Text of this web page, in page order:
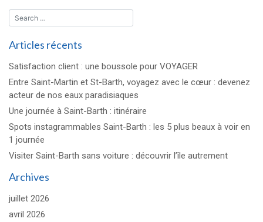
Articles récents
Satisfaction client : une boussole pour VOYAGER
Entre Saint-Martin et St-Barth, voyagez avec le cœur : devenez
acteur de nos eaux paradisiaques
Une journée à Saint-Barth : itinéraire
Spots instagrammables Saint-Barth : les 5 plus beaux à voir en
1 journée
Visiter Saint-Barth sans voiture : découvrir l’île autrement
Archives
juillet 2026
avril 2026